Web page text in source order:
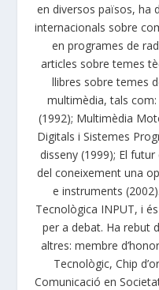
en diversos països, ha
internacionals sobre
en programes de
articles sobre temes
llibres sobre temes
multimèdia, tals
(1992); Multimèdia
Digitals i Sistemes
disseny (1999); El
del coneixement una
e instruments
Tecnològica INPUT, i
per a debat. Ha rebut
altres: membre
Tecnològic, Chip
Comunicació en